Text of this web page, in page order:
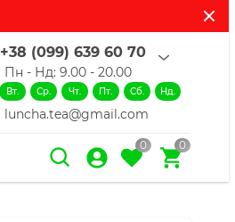
+38 (099) 639 60 70
Пн - Нд: 9.00 - 20.00
Вт. Ср. Чт. Пт. Сб. Нд.
luncha.tea@gmail.com
0 0